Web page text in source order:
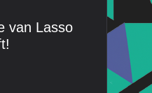
van Lasso